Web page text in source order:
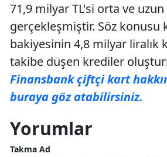
71,9 milyar TL'si orta ve
gerçekleşmiştir. Söz konusu
bakiyesinin 4,8 milyar liralık
takibe düşen krediler
Finansbank çiftçi kart
buraya göz atabilirsiniz.
Yorumlar
Takma Ad